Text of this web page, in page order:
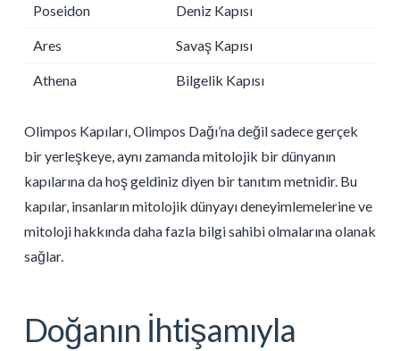
Poseidon Deniz Kapısı
Ares Savaş Kapısı
Athena Bilgelik Kapısı
Olimpos Kapıları, Olimpos Dağı’na değil sadece gerçek
bir yerleşkeye, aynı zamanda mitolojik bir dünyanın
kapılarına da hoş geldiniz diyen bir tanıtım metnidir. Bu
kapılar, insanların mitolojik dünyayı deneyimlemelerine ve
mitoloji hakkında daha fazla bilgi sahibi olmalarına olanak
sağlar.
Doğanın İhtişamıyla